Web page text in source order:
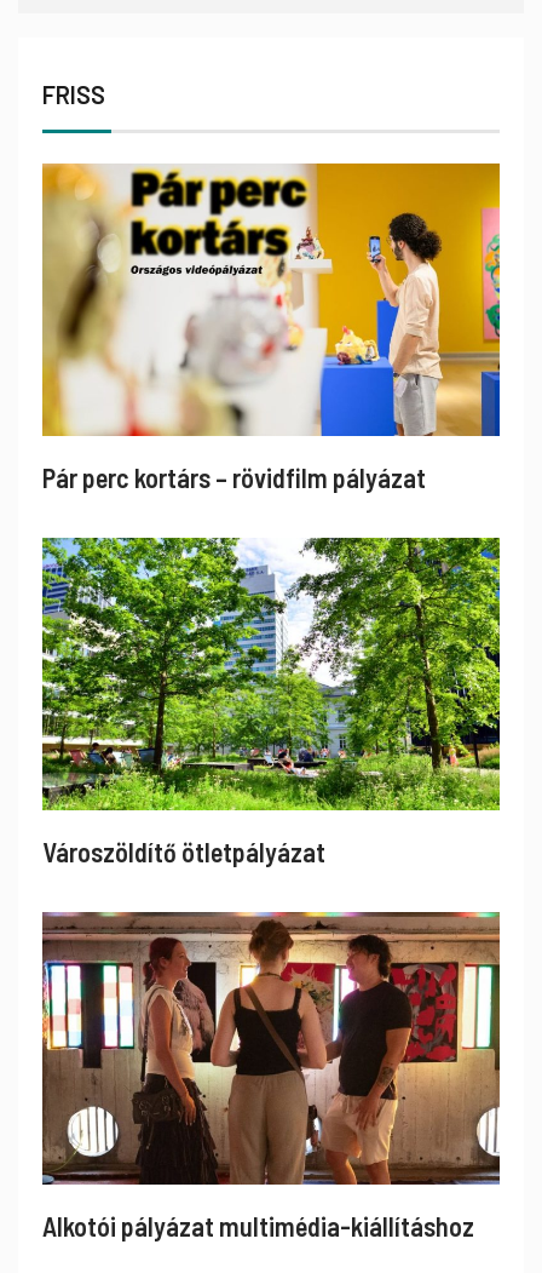
FRISS
Pár perc kortárs – rövidfilm pályázat
Városzöldítő ötletpályázat
Alkotói pályázat multimédia-kiállításhoz